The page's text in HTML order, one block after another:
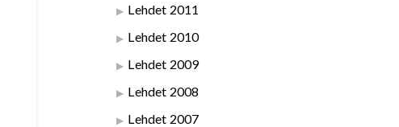
Lehdet 2011
Lehdet 2010
Lehdet 2009
Lehdet 2008
Lehdet 2007